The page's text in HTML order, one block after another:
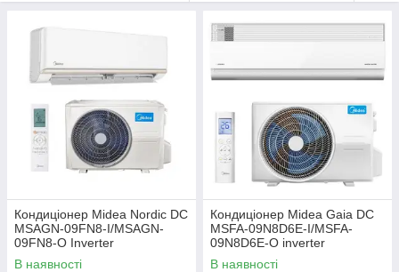
Кондиціонер Midea Nordic DC
MSAGN-09FN8-I/MSAGN-
09FN8-O Inverter
В наявності
Кондиціонер Midea Gaia DC
MSFA-09N8D6E-I/MSFA-
09N8D6E-O inverter
В наявності